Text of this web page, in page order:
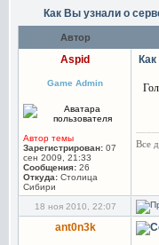
Как Вы узнали о
Автор
Aspid
Game Admin
Автор темы
Зарегистрирован: 07
сен 2009, 21:33
Сообщения: 26
Откуда: Столица
Сибири
Все
18 ноя 2010, 22:07
ant0n3k